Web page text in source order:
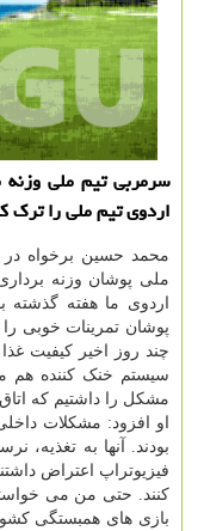
سرمربی تیم ملی وزنه
اردوی تیم ملی را ترک
محمد حسین برخواه در
ملی پوشان وزنه
اردوی ما هفته
پوشان تمرینات خوبی
چند روز اخیر کیفیت
سیستم خنک کننده هم
مشکل را داشتیم که اتاق
او افزود: مشکلات
بودند. آنها به تغذیه،
فیزیوتراپ اعتراض
بازی های همبستگی